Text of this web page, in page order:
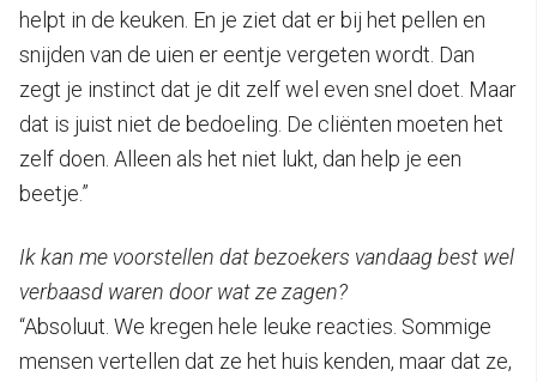
helpt in de keuken. En je ziet dat er bij het pellen en
snijden van de uien er eentje vergeten wordt. Dan
zegt je instinct dat je dit zelf wel even snel doet. Maar
dat is juist niet de bedoeling. De cliënten moeten het
zelf doen. Alleen als het niet lukt, dan help je een
beetje.”
Ik kan me voorstellen dat bezoekers vandaag best wel
verbaasd waren door wat ze zagen?
“Absoluut. We kregen hele leuke reacties. Sommige
mensen vertellen dat ze het huis kenden, maar dat ze,